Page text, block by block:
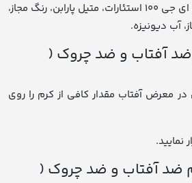
گلیسیریل استئارات و پی ای جی ۱۰۰ استئارات، متیل پارابن، رنگ مجاز،
آب دیونیزه.
آفتاب و ضد چروک (
در معرض آفتاب مقدار کافی از کرم را روی
ضد آفتاب و ضد چروک (